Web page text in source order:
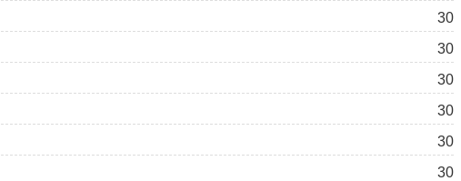
30
30
30
30
30
30